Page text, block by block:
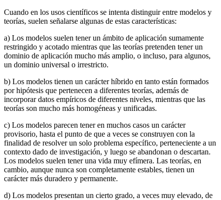
Cuando en los usos científicos se intenta distinguir entre modelos y
teorías, suelen señalarse algunas de estas características:
a) Los modelos suelen tener un ámbito de aplicación sumamente
restringido y acotado mientras que las teorías pretenden tener un
dominio de aplicación mucho más amplio, o incluso, para algunos,
un dominio universal o irrestricto.
b) Los modelos tienen un carácter híbrido en tanto están formados
por hipótesis que pertenecen a diferentes teorías, además de
incorporar datos empíricos de diferentes niveles, mientras que las
teorías son mucho más homogéneas y unificadas.
c) Los modelos parecen tener en muchos casos un carácter
provisorio, hasta el punto de que a veces se construyen con la
finalidad de resolver un solo problema específico, perteneciente a un
contexto dado de investigación, y luego se abandonan o descartan.
Los modelos suelen tener una vida muy efímera. Las teorías, en
cambio, aunque nunca son completamente estables, tienen un
carácter más duradero y permanente.
d) Los modelos presentan un cierto grado, a veces muy elevado, de